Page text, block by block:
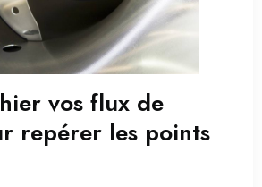
vos flux de
repérer les points